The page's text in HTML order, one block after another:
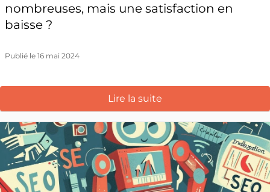
nombreuses, mais une satisfaction en
baisse ?
Publié le 16 mai 2024
Lire la suite